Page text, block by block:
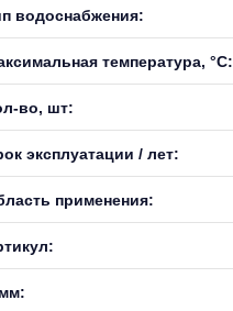
водоснабжения:
температура, °С:
во, шт:
эксплуатации / лет:
применения: